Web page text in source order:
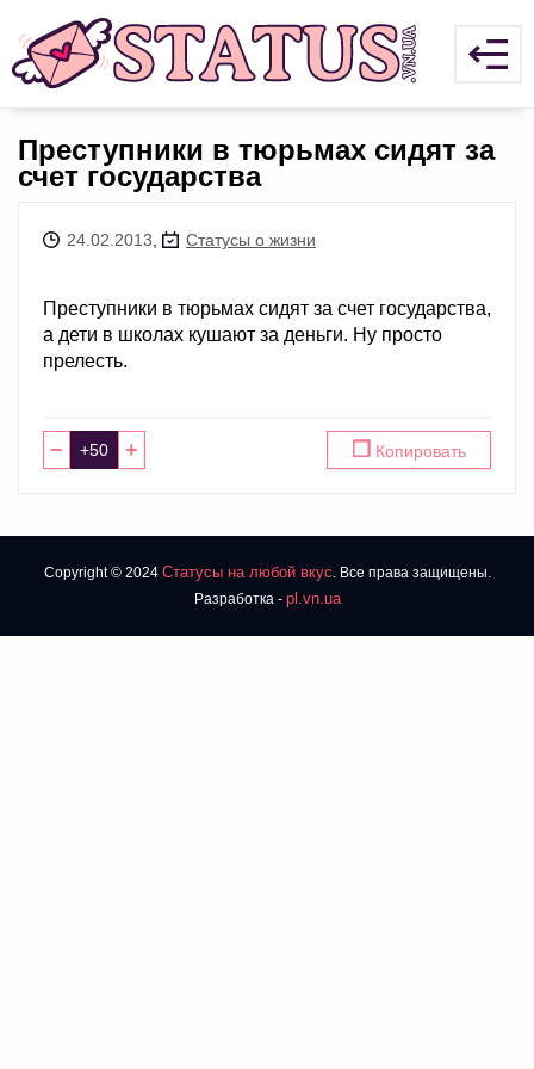
Преступники в тюрьмах сидят за
счет государства
24.02.2013 Статусы о жизни
Преступники в тюрьмах сидят за счет государства,
а дети в школах кушают за деньги. Ну просто
прелесть.
− + ❐ Копировать
Copyright © 2024 Статусы на любой вкус. Все права защищены.
Разработка - pl.vn.ua